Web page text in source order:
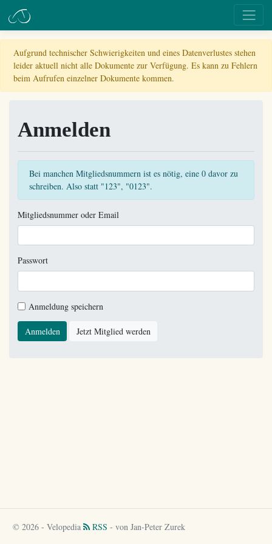
Aufgrund technischer Schwierigkeiten und eines Datenverlustes stehen
leider aktuell nicht alle Dokumente zur Verfügung. Es kann zu Fehlern
beim Aufrufen einzelner Dokumente kommen.
Anmelden
Bei manchen Mitgliedsnummern ist es nötig, eine 0 davor zu
schreiben. Also statt "123", "0123".
Mitgliedsnummer oder Email
Passwort
Anmeldung speichern
Anmelden Jetzt Mitglied werden
© 2026 - Velopedia RSS - von Jan-Peter Zurek